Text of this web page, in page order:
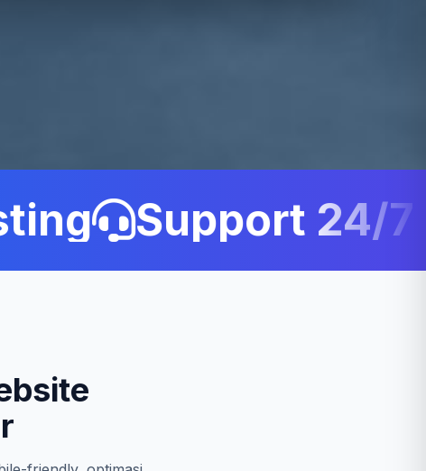
Support 24/7